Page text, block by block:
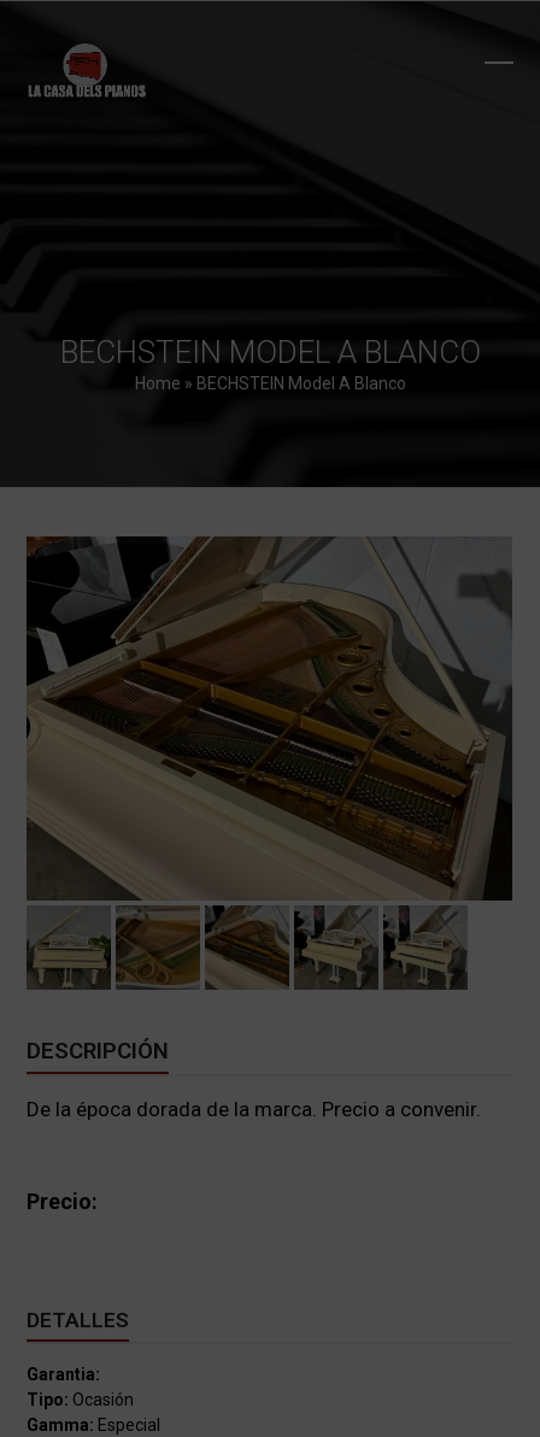
BECHSTEIN MODEL A BLANCO
Home » BECHSTEIN Model A Blanco
DESCRIPCIÓN
De la época dorada de la marca. Precio a convenir.
Precio:
DETALLES
Garantia:
Tipo: Ocasión
Gamma: Especial